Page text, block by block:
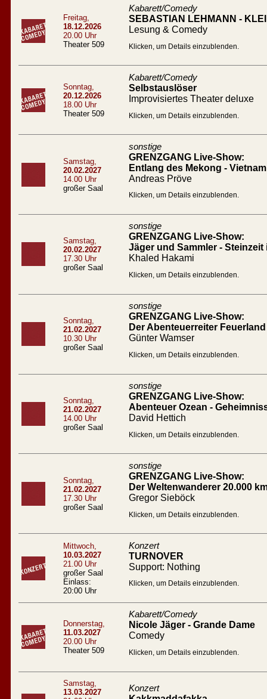
Freitag,
18.12.2026
20.00 Uhr
Theater 509
Kabarett/Comedy
SEBASTIAN LEHMANN -
Lesung & Comedy
Klicken, um Details einzublenden.
Sonntag,
20.12.2026
18.00 Uhr
Theater 509
Kabarett/Comedy
Selbstauslöser
Improvisiertes Theater deluxe
Klicken, um Details einzublenden.
Samstag,
20.02.2027
14.00 Uhr
großer Saal
sonstige
GRENZGANG Live-Show:
Entlang des Mekong -
Andreas Pröve
Klicken, um Details einzublenden.
Samstag,
20.02.2027
17.30 Uhr
großer Saal
sonstige
GRENZGANG Live-Show:
Jäger und Sammler -
Khaled Hakami
Klicken, um Details einzublenden.
Sonntag,
21.02.2027
10.30 Uhr
großer Saal
sonstige
GRENZGANG Live-Show:
Der Abenteuerreiter
Günter Wamser
Klicken, um Details einzublenden.
Sonntag,
21.02.2027
14.00 Uhr
großer Saal
sonstige
GRENZGANG Live-Show:
Abenteuer Ozean -
David Hettich
Klicken, um Details einzublenden.
Sonntag,
21.02.2027
17.30 Uhr
großer Saal
sonstige
GRENZGANG Live-Show:
Der Weltenwanderer 20.000
Gregor Sieböck
Klicken, um Details einzublenden.
Mittwoch,
10.03.2027
21.00 Uhr
großer Saal
Einlass:
20:00 Uhr
Konzert
TURNOVER
Support: Nothing
Klicken, um Details einzublenden.
Donnerstag,
11.03.2027
20.00 Uhr
Theater 509
Kabarett/Comedy
Nicole Jäger - Grande Dame
Comedy
Klicken, um Details einzublenden.
Samstag,
13.03.2027
Konzert